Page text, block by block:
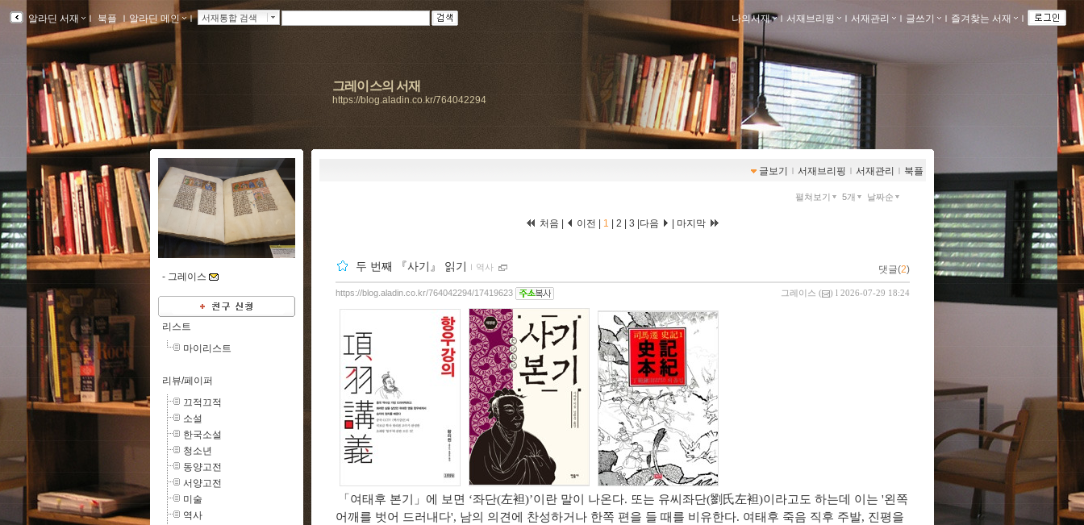
알라딘 서재 ｌ 북플 ｌ알라딘 메인 ｌ 서재통합 검색 나의서재 ｌ 서재브리핑 ｌ 서재관리 ｌ 글쓰기 ｌ 즐겨찾는 서재 ｌ
그레이스의 서재
https://blog.aladin.co.kr/764042294
글보기 ｌ 서재브리핑 ｌ 서재관리 ｌ 북플
펼쳐보기 5개 날짜순
처음 | 이전 | 1 2 3 다음 마지막
두 번째 『사기』 읽기 ｌ 역사 댓글(2)
그레이스 ( ) l 2026-07-29 18:24
https://blog.aladin.co.kr/764042294/17419623
「 여태후 본기 」 에 보면 ‘좌단(左袒)’이란 말이 나온다. 또는 유씨좌단(劉氏左袒)이라고도 하는데 이는 '왼쪽
어깨를 벗어 드러내다', 남의 의견에 찬성하거나 한쪽 편을 들 때를 비유한다. 여태후 죽음 직후 주발, 진평을
- 그레이스
리스트
마이리스트
리뷰/페이퍼
끄적끄적
소설
한국소설
청소년
동양고전
서양고전
미술
역사